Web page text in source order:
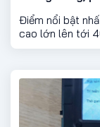
Điểm nổi bật
cao lớn lên tới
bật và chuyên